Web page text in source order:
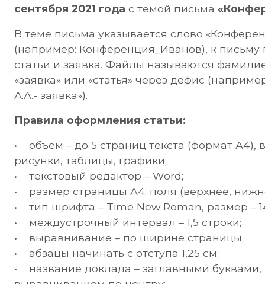
сентября 2021 года с темой письма
В теме письма указывается слово
(например: Конференция_Иванов), к письму
статьи и заявка. Файлы называются
«заявка» или «статья» через дефис
А.А.- заявка»).
Правила оформления статьи:
• объем – до 5 страниц текста (формат А4),
рисунки, таблицы, графики;
• текстовый редактор – Word;
• размер страницы А4; поля (верхнее,
• тип шрифта – Time New Roman, размер –
• междустрочный интервал – 1,5 строки;
• выравнивание – по ширине страницы;
• абзацы начинать с отступа 1,25 см;
• название доклада – заглавными